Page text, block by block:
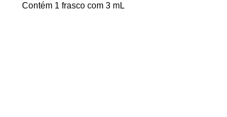
Contém 1 frasco com 3 mL